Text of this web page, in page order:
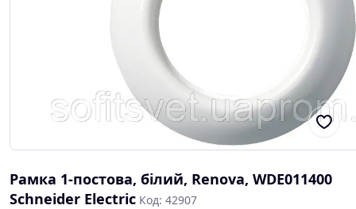
Рамка 1-постова, білий, Renova, WDE011400
Schneider Electric Код: 42907